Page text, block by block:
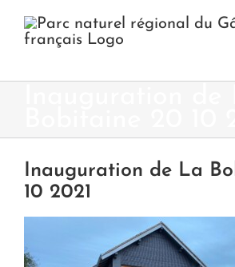
contenu
Inauguration de La
10 2021